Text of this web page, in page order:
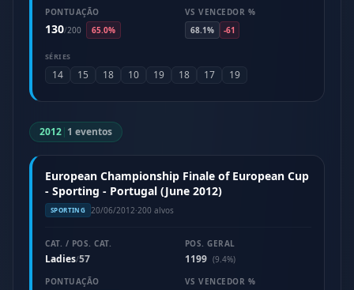
PONTUAÇÃO
130/200 65.0%
VS VENCEDOR %
68.1%
-61
SÉRIES
14 15 18 10 19 18 17 19
2012| 1 eventos
European Championship Finale of European Cup
- Sporting - Portugal (June 2012)
SPORTING 20/06/2012·200 alvos
CAT. / POS. CAT.
Ladies/57
POS. GERAL
1199 (9.4%)
PONTUAÇÃO
VS VENCEDOR %